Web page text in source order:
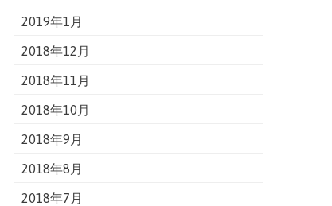
2019年1月
2018年12月
2018年11月
2018年10月
2018年9月
2018年8月
2018年7月